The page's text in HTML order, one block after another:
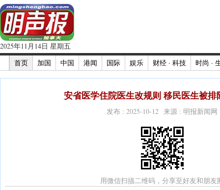
2025年11月14日 星期五
首页
加国 中国 港闻 国际 娱乐 财经 · 科技 时尚 ·
安省医学住院医生改规则 移民医生被排
发布 : 2025-10-12 来源 : 明报新闻网
用微信扫描二维码，分享至好友和朋友